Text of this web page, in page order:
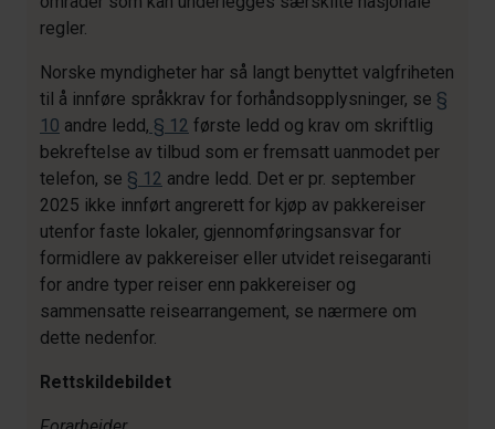
regler.
Norske myndigheter har så langt benyttet valgfriheten
til å innføre språkkrav for forhåndsopplysninger, se §
10 andre ledd, § 12 første ledd og krav om skriftlig
bekreftelse av tilbud som er fremsatt uanmodet per
telefon, se § 12 andre ledd. Det er pr. september
2025 ikke innført angrerett for kjøp av pakkereiser
utenfor faste lokaler, gjennomføringsansvar for
formidlere av pakkereiser eller utvidet reisegaranti
for andre typer reiser enn pakkereiser og
sammensatte reisearrangement, se nærmere om
dette nedenfor.
Rettskildebildet